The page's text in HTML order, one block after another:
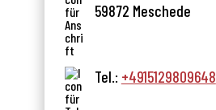
59872 Meschede
Tel.: +4915129809648